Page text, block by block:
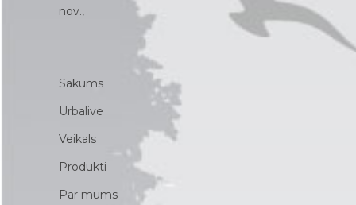
nov.,
Sākums
Urbalive
Veikals
Produkti
Par mums